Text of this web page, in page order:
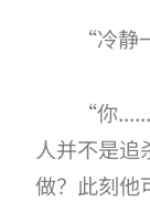
“冷静
“你
人并不是追
做？此刻他